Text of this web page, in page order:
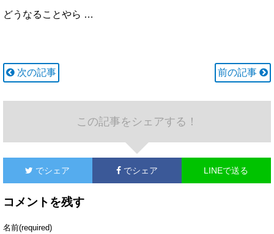
どうなることやら …
次の記事 前の記事
この記事をシェアする！
でシェア でシェア LINEで送る
コメントを残す
名前(required)